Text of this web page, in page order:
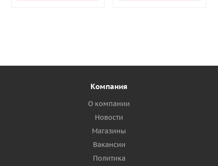
Компания
О компании
Новости
Магазины
Вакансии
Политика